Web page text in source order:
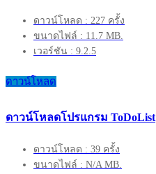
ดาวน์โหลด : 227 ครั้ง
ขนาดไฟล์ : 11.7 MB.
เวอร์ชัน : 9.2.5
ดาวน์โหลด
ดาวน์โหลดโปรแกรม ToDoList
ดาวน์โหลด : 39 ครั้ง
ขนาดไฟล์ : N/A MB.